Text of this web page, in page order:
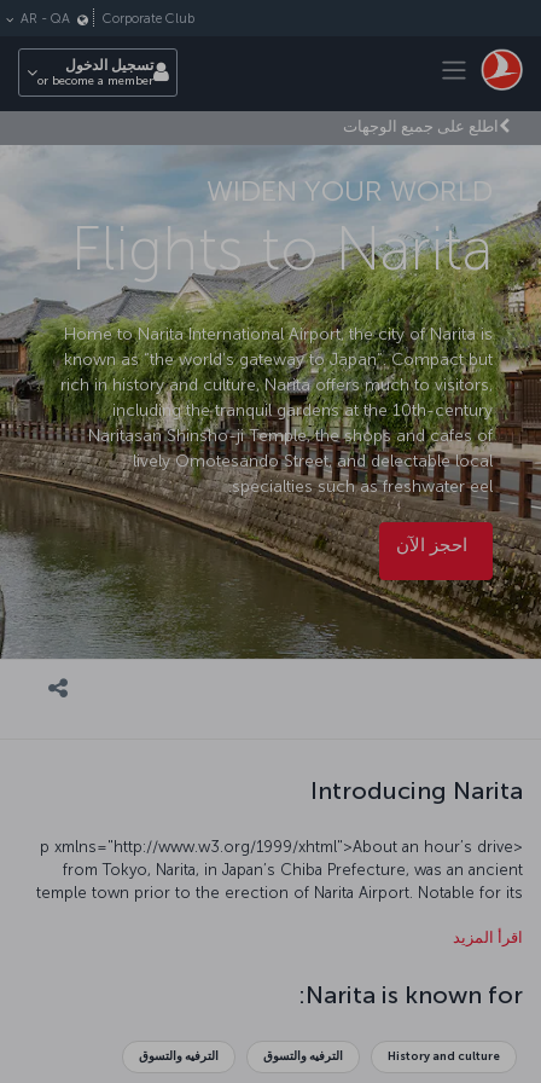
Toggle navigation
Corporate Club
AR - QA
تسجيل الدخول
or become a member
اطلع على جميع الوجهات
WIDEN YOUR WORLD
Flights to Narita
Home to Narita International Airport, the city of Narita is
known as “the world’s gateway to Japan”. Compact but
rich in history and culture, Narita offers much to visitors,
including the tranquil gardens at the 10th-century
Naritasan Shinsho-ji Temple, the shops and cafes of
lively Omotesando Street, and delectable local
specialties such as freshwater eel.
احجز الآن
Introducing Narita
<p xmlns="http://www.w3.org/1999/xhtml">About an hour’s drive
from Tokyo, Narita, in Japan’s Chiba Prefecture, was an ancient
temple town prior to the erection of Narita Airport. Notable for its
the city’s infrastructure, lifestyle, and international venues. The
square-meter Naritasan Park, and an abundance of restaurants
serving fresh eel (unagi) are among Narita’s highlights, as are the
this authentic city more closely, you can book a Narita flight ticket
اقرأ المزيد
Narita is known for:
History and culture الترفيه والتسوق الترفيه والتسوق